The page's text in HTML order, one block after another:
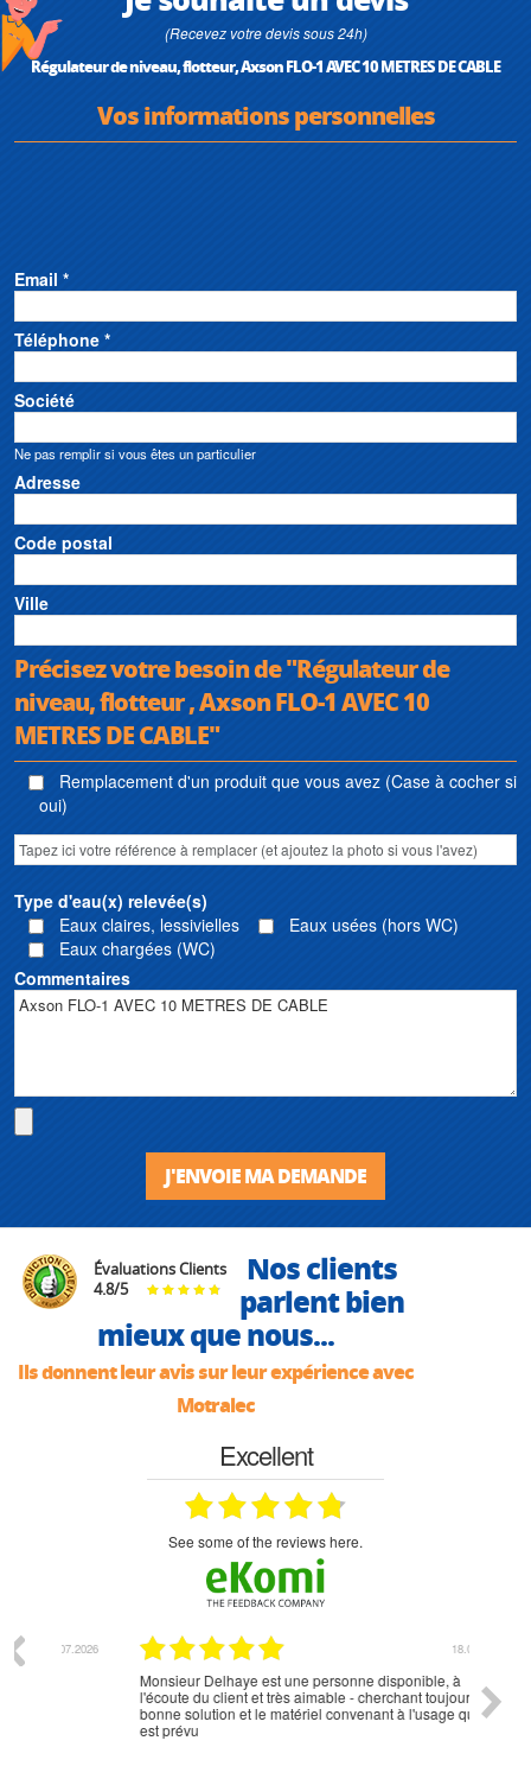
(Recevez votre devis sous 24h)
Régulateur de niveau, flotteur, Axson FLO-1 AVEC 10 METRES DE CABLE
Vos informations personnelles
Email *
Téléphone *
Société
Ne pas remplir si vous êtes un particulier
Adresse
Code postal
Ville
Précisez votre besoin de "Régulateur de
niveau, flotteur , Axson FLO-1 AVEC 10
METRES DE CABLE"
Remplacement d'un produit que vous avez (Case à cocher si
oui)
Type d'eau(x) relevée(s)
Eaux claires, lessivielles
Eaux usées (hors WC)
Eaux chargées (WC)
Commentaires
J'ENVOIE MA DEMANDE
Évaluations Clients
4.8/5
Nos clients
parlent bien
mieux que nous...
Ils donnent leur avis sur leur expérience avec
Motralec
Excellent
see some of the reviews here.
Monsieur Delhaye est une personne disponible, à
l'écoute du client et très aimable - cherchant toujours la
bonne solution et le matériel convenant à l'usage qui en